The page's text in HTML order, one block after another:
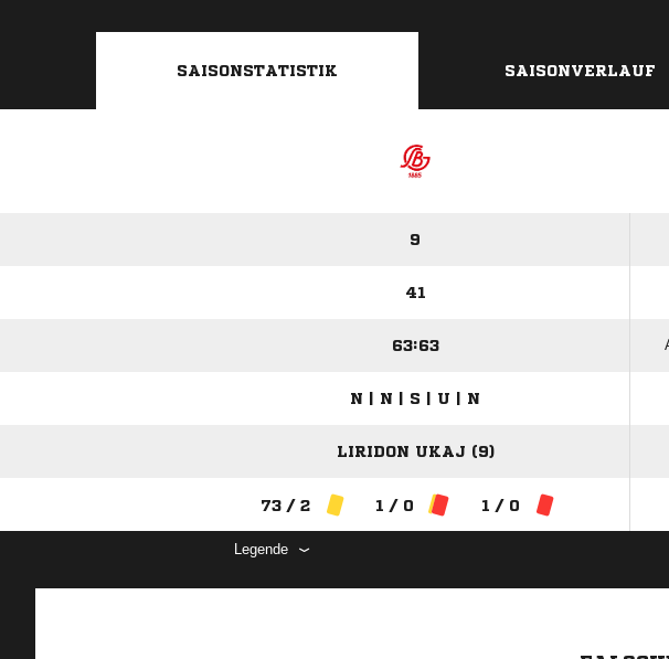
SAISONSTATISTIK SAISONVERLAUF
9
41
63:63
N | N | S | U | N
LIRIDON UKAJ (9)
73 / 2 1 / 0 1 / 0
Legende